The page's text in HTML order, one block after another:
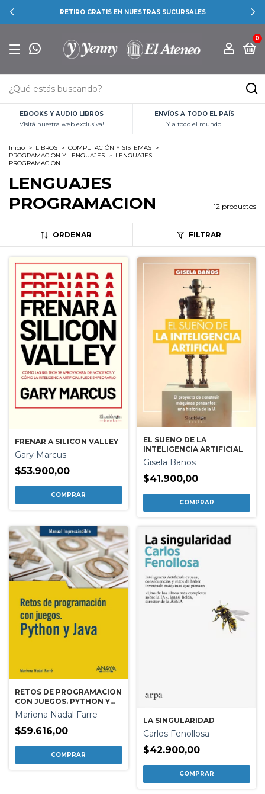
RETIRO GRATIS EN NUESTRAS SUCURSALES
0
EBOOKS Y AUDIO LIBROS
Visitá nuestra web exclusiva!
ENVÍOS A TODO EL PAÍS
Y a todo el mundo!
Inicio > LIBROS > COMPUTACIÓN Y SISTEMAS >
PROGRAMACION Y LENGUAJES > LENGUAJES
PROGRAMACION
LENGUAJES
PROGRAMACION
12 productos
ORDENAR FILTRAR
FRENAR A SILICON VALLEY
Gary Marcus
$53.900,00
EL SUENO DE LA
INTELIGENCIA ARTIFICIAL
Gisela Banos
$41.900,00
RETOS DE PROGRAMACION
CON JUEGOS. PYTHON Y
JAVA
Mariona Nadal Farre
$59.616,00
LA SINGULARIDAD
Carlos Fenollosa
$42.900,00